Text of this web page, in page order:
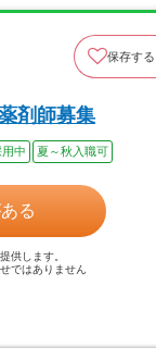
保存する
剤師募集
中 夏～秋入職可
る
供します。
ではありません